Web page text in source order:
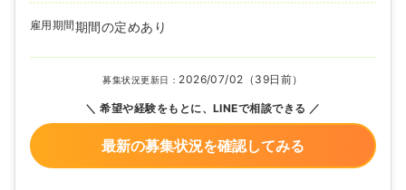
雇用期間期間の定めあり
募集状況更新日： 2026/07/02（39日前）
希望や経験をもとに、LINEで相談できる
最新の募集状況を確認してみる